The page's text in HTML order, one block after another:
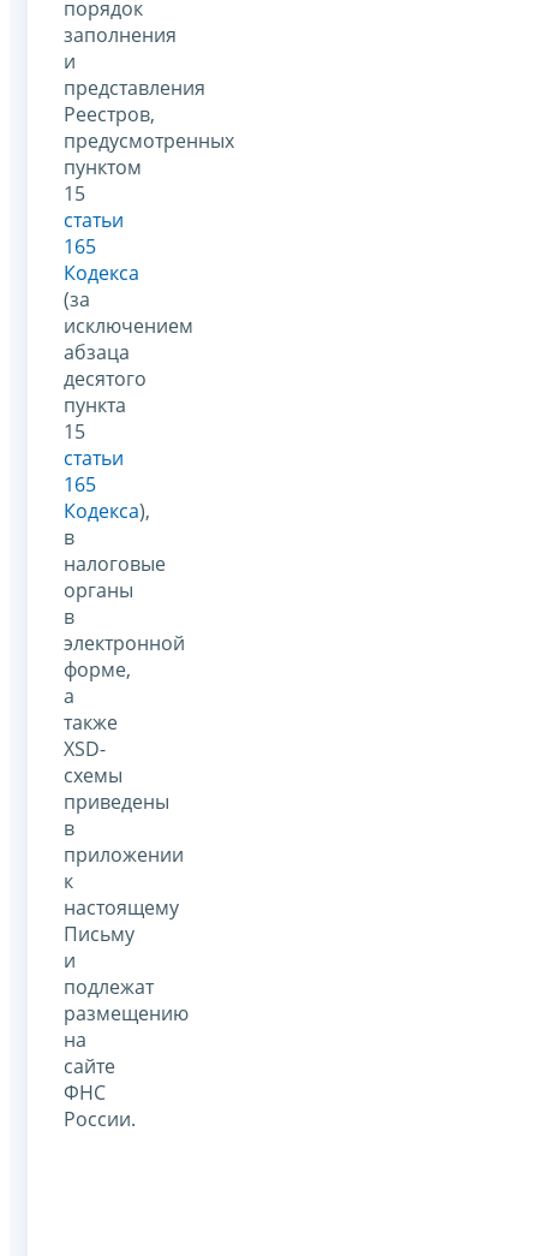
порядок
заполнения
и
представления
Реестров,
предусмотренных
пунктом
15
статьи
165
Кодекса
(за
исключением
абзаца
десятого
пункта
15
статьи
165
Кодекса),
в
налоговые
органы
в
электронной
форме,
а
также
XSD-
схемы
приведены
в
приложении
к
настоящему
Письму
и
подлежат
размещению
на
сайте
ФНС
России.